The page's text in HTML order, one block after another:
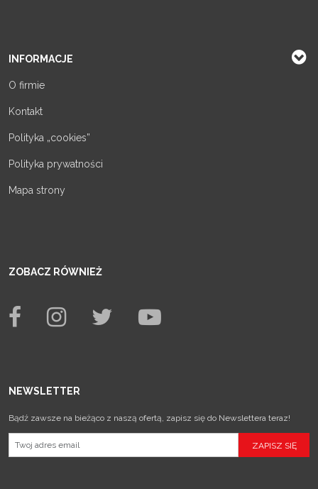
INFORMACJE
O firmie
Kontakt
Polityka „cookies”
Polityka prywatności
Mapa strony
ZOBACZ RÓWNIEŻ
NEWSLETTER
Bądź zawsze na bieżąco z naszą ofertą, zapisz się do Newslettera teraz!